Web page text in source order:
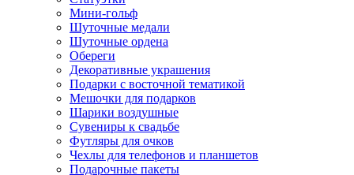
Мини-гольф
Шуточные медали
Шуточные ордена
Обереги
Декоративные украшения
Подарки с восточной тематикой
Мешочки для подарков
Шарики воздушные
Сувениры к свадьбе
Футляры для очков
Чехлы для телефонов и планшетов
Подарочные пакеты